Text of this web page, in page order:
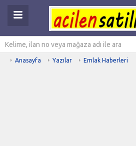
Anasayfa Yazılar Emlak Haberleri